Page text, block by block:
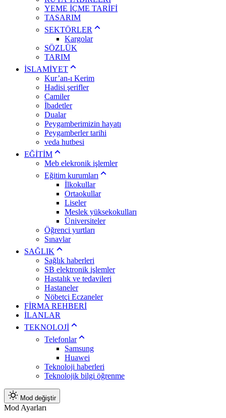
YEME İÇME TARİFİ
TASARIM
SEKTÖRLER
Kargolar
SÖZLÜK
TARIM
İSLAMİYET
Kur’an-ı Kerim
Hadisi şerifler
Camiler
İbadetler
Dualar
Peygamberimizin hayatı
Peygamberler tarihi
veda hutbesi
EĞİTİM
Meb elekronik işlemler
Eğitim kurumları
İlkokullar
Ortaokullar
Liseler
Meslek yüksekokulları
Üniversiteler
Öğrenci yurtları
Sınavlar
SAĞLIK
Sağlık haberleri
SB elektronik işlemler
Hastalık ve tedavileri
Hastaneler
Nöbetçi Eczaneler
FİRMA REHBERİ
İLANLAR
TEKNOLOJİ
Telefonlar
Samsung
Huawei
Teknoloji haberleri
Teknolojik bilgi öğrenme
Mod değiştir
Mod Ayarları